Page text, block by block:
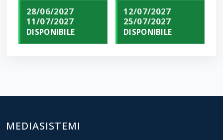
28/06/2027
11/07/2027
DISPONIBILE
12/07/2027
25/07/2027
DISPONIBILE
MEDIASISTEMI